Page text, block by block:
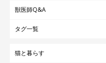
獣医師Q&A
タグ一覧
猫と暮らす